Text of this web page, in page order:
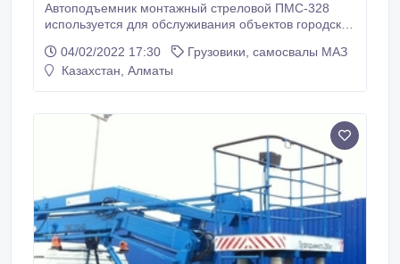
Автоподъемник монтажный стреловой ПМС-328
используется для обслуживания объектов городской
строительно-монтажных и ремонтных работ в
различных отраслях экономики на высоте до 28
электрогидравлическим управлением с пульта
оператора и с пульта, установленного в люльке.
04/02/2022 17:30
Грузовики, самосвалы МАЗ
Казахстан, Алматы